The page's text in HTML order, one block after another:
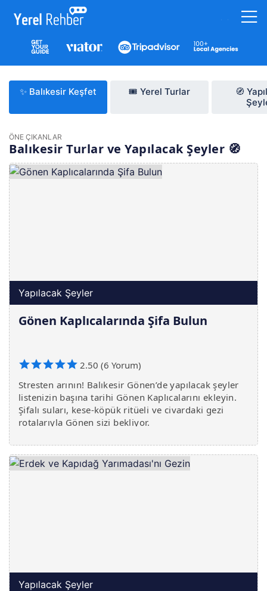
✨ Balıkesir Keşfet 🎟️ Yerel Turlar
🧭
ÖNE ÇIKANLAR
Balıkesir Turlar ve Yapılacak Şeyler 🧭
Yapılacak Şeyler
Gönen Kaplıcalarında Şifa Bulun
2.50 (6 Yorum)
Stresten arının! Balıkesir Gönen’de yapılacak şeyler
listenizin başına tarihi Gönen Kaplıcalarını ekleyin.
Şifalı suları, kese-köpük ritüeli ve civardaki gezi
rotalarıyla Gönen sizi bekliyor.
Yapılacak Şeyler